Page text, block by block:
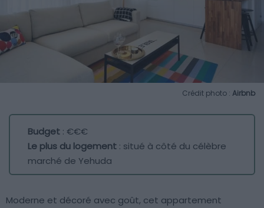
Crédit photo : Airbnb
Budget : €€€
Le plus du logement : situé à côté du célèbre
marché de Yehuda
Moderne et décoré avec goût, cet appartement